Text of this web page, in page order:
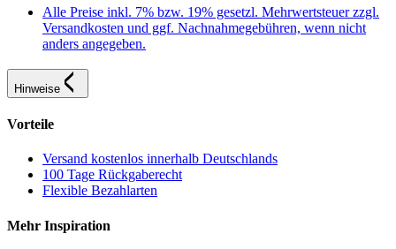
Alle Preise inkl. 7% bzw. 19% gesetzl. Mehrwertsteuer zzgl.
Versandkosten und ggf. Nachnahmegebühren, wenn nicht
anders angegeben.
Hinweise
Vorteile
Versand kostenlos innerhalb Deutschlands
100 Tage Rückgaberecht
Flexible Bezahlarten
Mehr Inspiration